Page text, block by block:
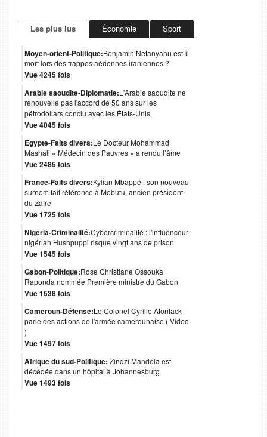
Les plus lus Économie Sport
Moyen-orient-Politique:Benjamin Netanyahu est-il
mort lors des frappes aériennes iraniennes ?
Vue 4245 fois
Arabie saoudite-Diplomatie:L'Arabie saoudite ne
renouvelle pas l'accord de 50 ans sur les
pétrodollars conclu avec les États-Unis
Vue 4045 fois
Egypte-Faits divers:Le Docteur Mohammad
Mashali « Médecin des Pauvres » a rendu l’âme
Vue 2485 fois
France-Faits divers:Kylian Mbappé : son nouveau
surnom fait référence à Mobutu, ancien président
du Zaïre
Vue 1725 fois
Nigeria-Criminalité:Cybercriminalité : l'influenceur
nigérian Hushpuppi risque vingt ans de prison
Vue 1545 fois
Gabon-Politique:Rose Christiane Ossouka
Raponda nommée Première ministre du Gabon
Vue 1538 fois
Cameroun-Défense:Le Colonel Cyrille Atonfack
parle des actions de l'armée camerounaise ( Video
)
Vue 1497 fois
Afrique du sud-Politique: Zindzi Mandela est
décédée dans un hôpital à Johannesburg
Vue 1493 fois